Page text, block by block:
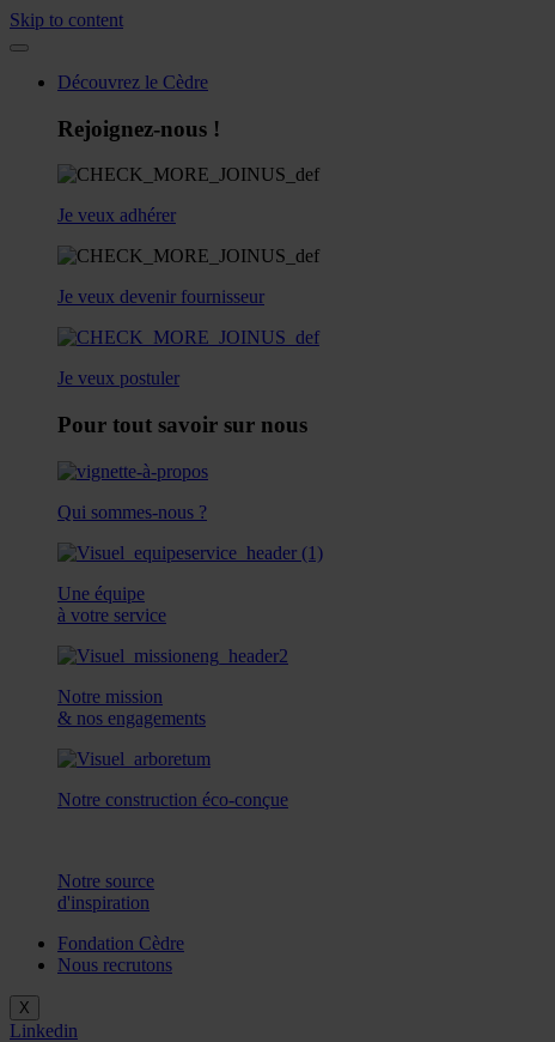
Skip to content
Découvrez le Cèdre
Rejoignez-nous !
Je veux adhérer
Je veux devenir fournisseur
Je veux postuler
Pour tout savoir sur nous
Qui sommes-nous ?
Une équipe
à votre service
Notre mission
& nos engagements
Notre construction éco-conçue
Notre source
d'inspiration
Fondation Cèdre
Nous recrutons
X
Linkedin